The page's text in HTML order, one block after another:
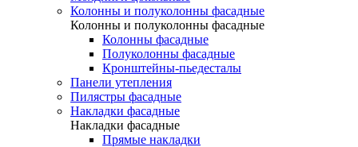
Колонны и полуколонны фасадные
Колонны и полуколонны фасадные
Колонны фасадные
Полуколонны фасадные
Кронштейны-пьедесталы
Панели утепления
Пилястры фасадные
Накладки фасадные
Накладки фасадные
Прямые накладки